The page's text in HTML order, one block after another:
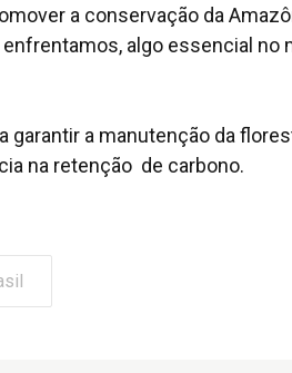
a conservação da
algo essencial no
a manutenção da
na retenção de carbono.